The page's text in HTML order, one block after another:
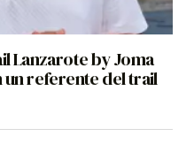
Lanzarote by Joma
un referente del trail